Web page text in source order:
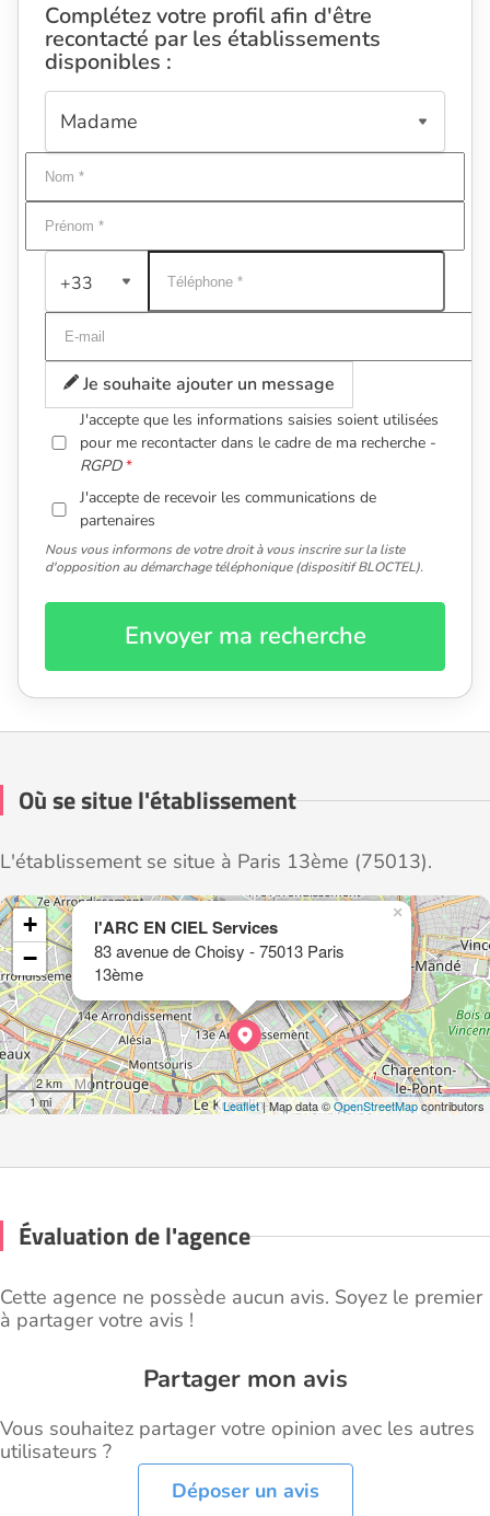
Complétez votre profil afin d'être
recontacté par les établissements
disponibles :
+33
Je souhaite ajouter un message
J'accepte que les informations saisies soient utilisées
pour me recontacter dans le cadre de ma recherche -
RGPD
J'accepte de recevoir les communications de
partenaires
Nous vous informons de votre droit à vous inscrire sur la liste
d'opposition au démarchage téléphonique (dispositif BLOCTEL).
Envoyer ma recherche
Où se situe l'établissement
L'établissement se situe à Paris 13ème (75013).
l'ARC EN CIEL Services
83 avenue de Choisy - 75013 Paris
13ème
×
+
−
2 km
1 mi
Leaflet| Map data ©OpenStreetMapcontributors
Évaluation de l'agence
Cette agence ne possède aucun avis. Soyez le premier
à partager votre avis !
Partager mon avis
Vous souhaitez partager votre opinion avec les autres
utilisateurs ?
Déposer un avis